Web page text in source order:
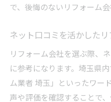
で、後悔のないリフォーム
ネット口コミを活かした
リフォーム会社を選ぶ際、
に参考になります。埼玉県
ム業者 埼玉」といったワー
声や評価を確認することで